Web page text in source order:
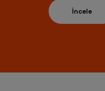
İncele